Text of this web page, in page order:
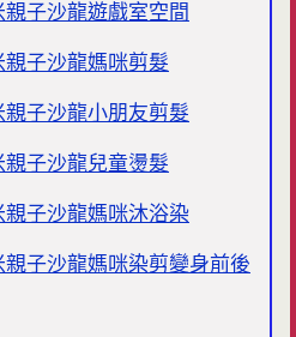
子沙龍遊戲室空間
子沙龍媽咪剪髮
子沙龍小朋友剪髮
子沙龍兒童燙髮
親子沙龍媽咪沐浴染
子沙龍媽咪染剪變身前後